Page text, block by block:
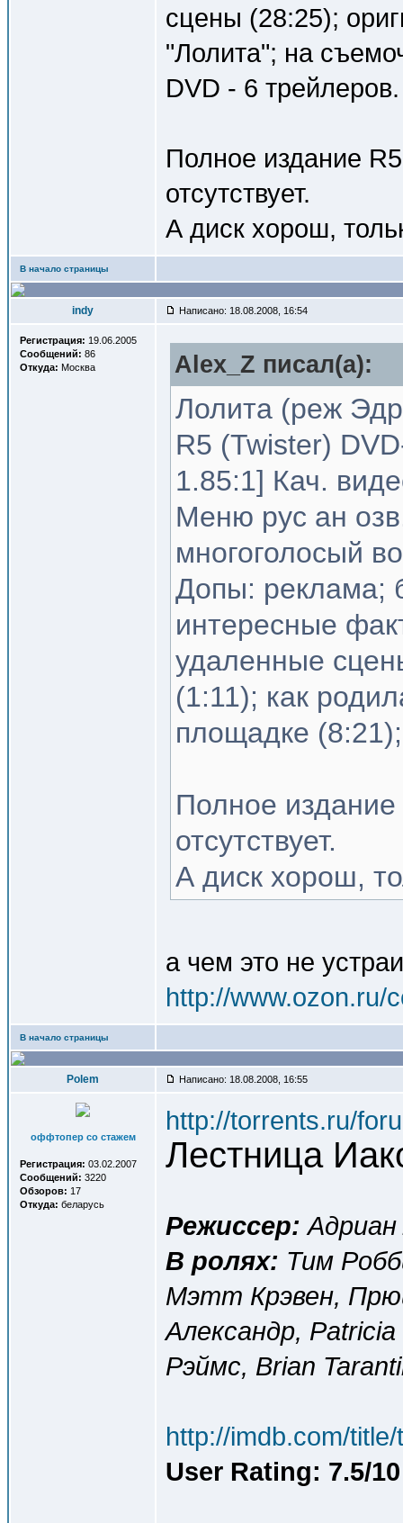
сцены (28:25);
"Лолита"; на
DVD - 6 трейлеров.
Полное издание
отсутствует.
А диск хорош,
В начало страницы
indy Написано: 18.08.2008, 16:54
Регистрация: 19.06.2005
Сообщений: 86
Откуда: Москва Alex_Z писал(a):
Лолита (реж
R5 (Twister)
1.85:1] Кач.
Меню рус ан
многоголосый
Допы: реклама;
интересные
удаленные
(1:11); как
площадке
Полное
отсутствует.
А диск хорош,
а чем это не
http://www.ozon.ru/
В начало страницы
Polem Написано: 18.08.2008, 16:55
оффтопер со стажем
Регистрация: 03.02.2007
Сообщений: 3220
Обзоров: 17
Откуда: беларусь
http://torrents.ru/
Лестница
Режиссер:
В ролях: Тим
Мэтт Крэвен,
Александр,
Рэймс, Brian
http://imdb.com/
User Rating: 7.5/10